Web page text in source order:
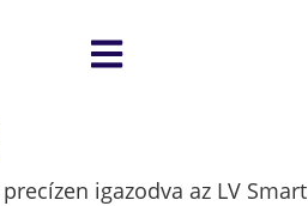
igazodva az LV Smart